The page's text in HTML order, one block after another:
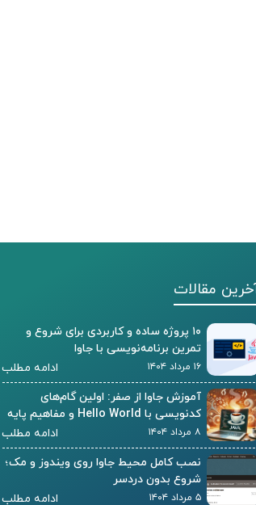
مقالات
۱۰ پروژه ساده و کاربردی برای شروع و
تمرین برنامه‌نویسی با جاوا
۱۶ مرداد ۱۴۰۴
ادامه مطلب
آموزش جاوا از صفر: اولین گام‌های
کدنویسی با Hello World و مفاهیم پایه
۸ مرداد ۱۴۰۴
ادامه مطلب
نصب کامل محیط جاوا روی ویندوز و مک؛
شروع بدون دردسر
۵ مرداد ۱۴۰۴ ادامه مطلب